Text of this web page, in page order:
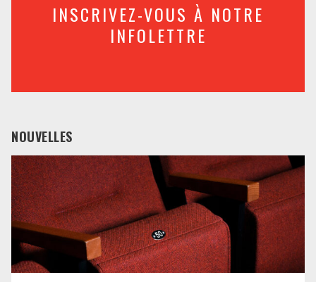
INSCRIVEZ-VOUS À NOTRE
INFOLETTRE
NOUVELLES